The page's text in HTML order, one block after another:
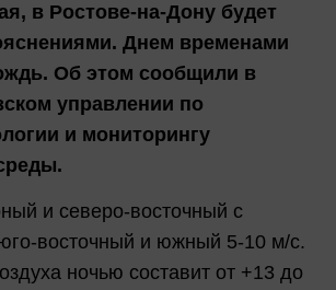
в Ростове-на-Дону будет
Днем временами
Об этом сообщили в
управлении по
и мониторингу
и северо-восточный с
восточный и южный 5-10 м/с.
ночью составит от +13 до